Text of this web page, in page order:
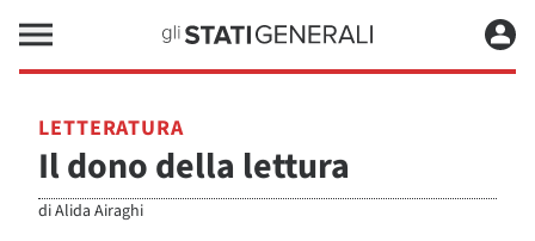
LETTERATURA
Il dono della lettura
diAlida Airaghi